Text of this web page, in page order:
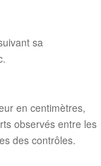
sa
en centimètres,
observés entre les
des contrôles.